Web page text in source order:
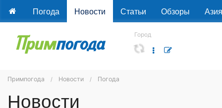
Погода Новости Статьи Обзоры Азия
Город
Примпогода Новости Погода
Новости